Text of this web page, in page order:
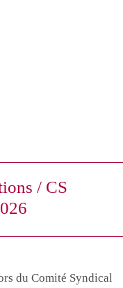
/ CS
du Comité Syndical